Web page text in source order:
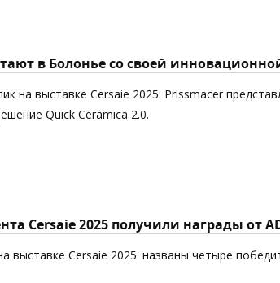
в Болонье со своей
на выставке Cersaie 2025: Prissmacer
Quick Ceramica 2.0.
Cersaie 2025 получили награды от
выставке Cersaie 2025: названы четыре